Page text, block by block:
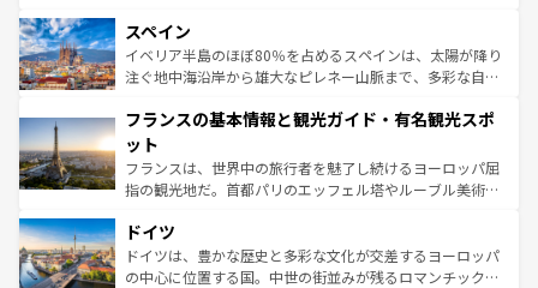
ろん、トスカーナの美しい田園風景やアマルフィ海岸の絶
景など、自然景観も見逃せない。観光の合間には、本場の
ピザやパスタなど、絶品のイタリア料理を堪能することも
ませてくれるイタリアで、忘れられない旅をしてみよう！
なお、新着のイタリア情報は
しい。
スペイン
イベリア半島のほぼ80％を占めるスペインは、太陽が降り
注ぐ地中海沿岸から雄大なピレネー山脈まで、多彩な自然
文化が根付くこの国では、情熱的なフラメンコ、熱気あふ
れる闘牛、そして美味しいタパスが生活の一部となってい
る。首都マドリードの洗練された雰囲気や、バルセロナの
アートに溢れた街角から、地方では古代ローマ遺跡や中世
せる。地方によって風土や気候が異なるスペインはその個
性で訪れる人を魅了する。 なお、新着のスペイン情報は コ
ンテンツ一覧を参照してほしい。
フランスの基本情報と観光ガイド・有名観光スポ
ット
フランスは、世界中の旅行者を魅了し続けるヨーロッパ屈
指の観光地だ。首都パリのエッフェル塔やルーブル美術館
で、幅広い魅力が詰まっている。華麗な宮殿、歴史的な大
聖堂、美しいビーチ、そして豊かな自然が、訪れる者を心
から魅了する。また、フランスは美食の国としても知ら
ドイツ
ドイツは、豊かな歴史と多彩な文化が交差するヨーロッパ
の中心に位置する国。中世の街並みが残るロマンチック街